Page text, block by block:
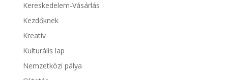
Kereskedelem-Vásárlás
Kezdőknek
Kreatív
Kulturális lap
Nemzetközi pálya